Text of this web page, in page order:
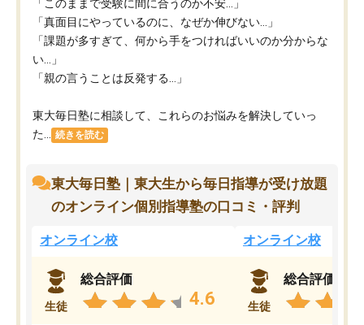
「このままで受験に間に合うのか不安…」
「真面目にやっているのに、なぜか伸びない…」
「課題が多すぎて、何から手をつければいいのか分からな
い…」
「親の言うことは反発する…」
東大毎日塾に相談して、これらのお悩みを解決していっ
た...
続きを読む
東大毎日塾｜東大生から毎日指導が受け放題
のオンライン個別指導塾の口コミ・評判
オンライン校
生徒
総合評価
4.6
オンライン校
生徒
総合評価